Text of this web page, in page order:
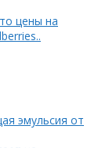
цены на